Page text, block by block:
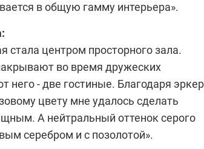
в общую гамму интерьера».
:
стала центром просторного зала.
во время дружеских
него - две гостиные. Благодаря
цвету мне удалось сделать
А нейтральный оттенок серого
серебром и с позолотой».